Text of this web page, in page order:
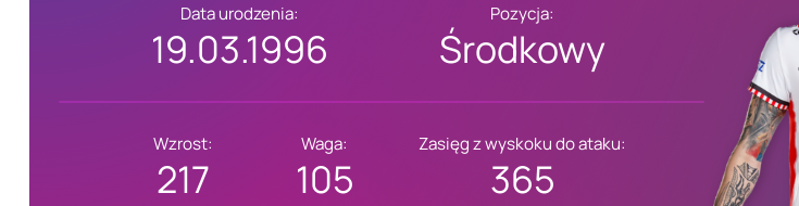
Data urodzenia:
19.03.1996
Pozycja:
Środkowy
Wzrost:
217
Waga:
105
Zasięg z wyskoku do ataku:
365